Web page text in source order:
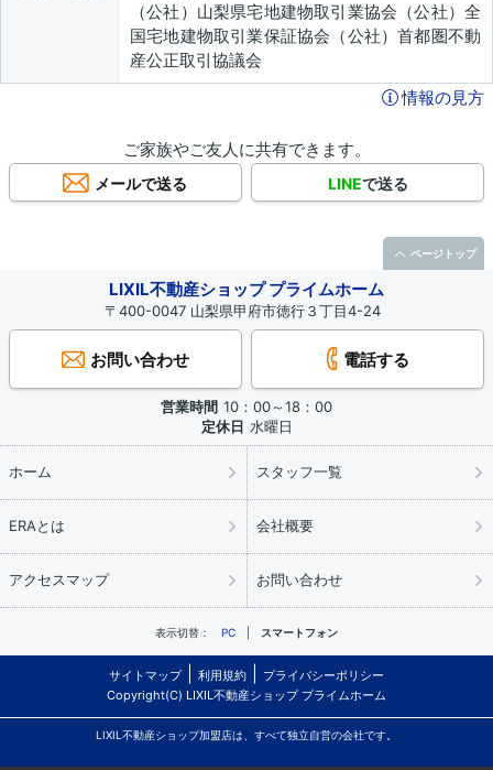
（公社）山梨県宅地建物取引業協会（公社）全
国宅地建物取引業保証協会（公社）首都圏不動
産公正取引協議会
情報の見方
ご家族やご友人に共有できます。
メールで送る LINEで送る
LIXIL不動産ショップ プライムホーム
〒400-0047 山梨県甲府市徳行３丁目4-24
お問い合わせ 電話する
営業時間 10：00～18：00
定休日 水曜日
ホーム スタッフ一覧
ERAとは 会社概要
アクセスマップ お問い合わせ
表示切替： PC スマートフォン
サイトマップ 利用規約
プライバシーポリシー
Copyright(C) LIXIL不動産ショップ プライムホーム
LIXIL不動産ショップ加盟店は、すべて独立自営の会社です。
ページトップ